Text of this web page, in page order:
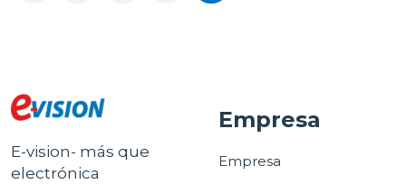
E-vision- más que
electrónica
Empresa
Empresa